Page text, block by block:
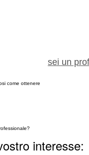
sei un
come ottenere
interesse: